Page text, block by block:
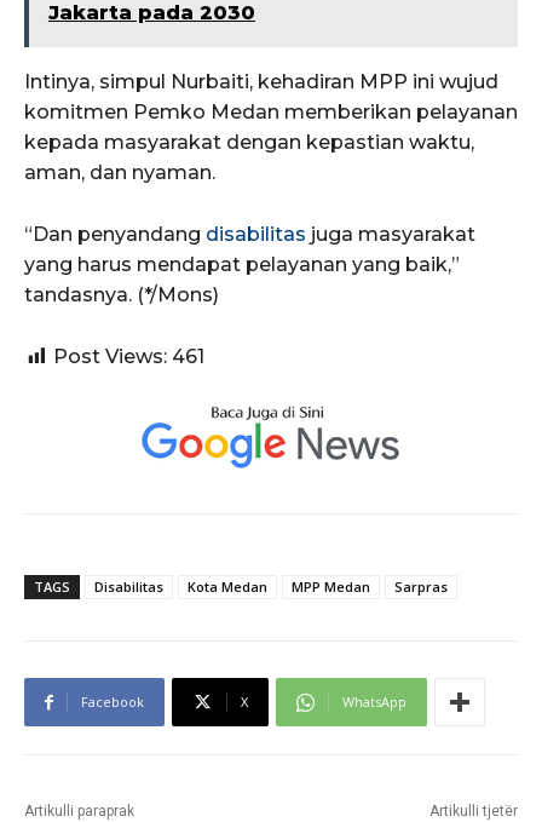
Jakarta pada 2030
Intinya, simpul Nurbaiti, kehadiran MPP ini wujud
komitmen Pemko Medan memberikan pelayanan
kepada masyarakat dengan kepastian waktu,
aman, dan nyaman.
“Dan penyandang disabilitas juga masyarakat
yang harus mendapat pelayanan yang baik,”
tandasnya. (*/Mons)
Post Views: 461
TAGS Disabilitas Kota Medan MPP Medan Sarpras
Facebook X WhatsApp
Artikulli paraprak Artikulli tjetër